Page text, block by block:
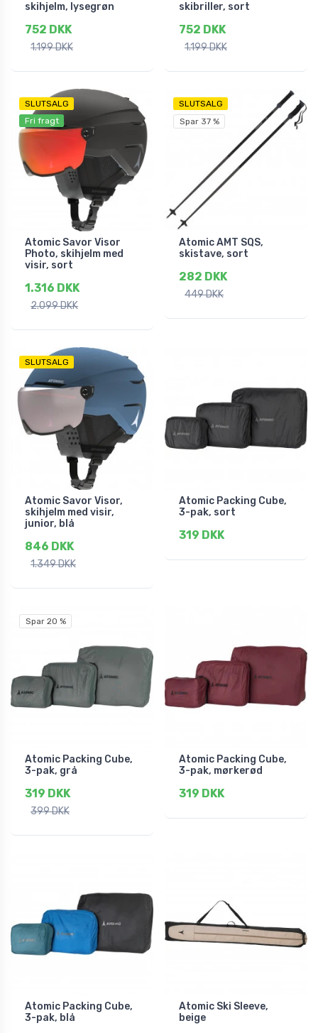
skihjelm, lysegrøn
752 DKK
1.199 DKK
skibriller, sort
752 DKK
1.199 DKK
SLUTSALG
Fri fragt
Atomic Savor Visor
Photo, skihjelm med
visir, sort
1.316 DKK
2.099 DKK
SLUTSALG
Spar 37 %
Atomic AMT SQS,
skistave, sort
282 DKK
449 DKK
SLUTSALG
Atomic Savor Visor,
skihjelm med visir,
junior, blå
846 DKK
1.349 DKK
Atomic Packing Cube,
3-pak, sort
319 DKK
Spar 20 %
Atomic Packing Cube,
3-pak, grå
319 DKK
399 DKK
Atomic Packing Cube,
3-pak, mørkerød
319 DKK
Atomic Packing Cube,
3-pak, blå
Atomic Ski Sleeve,
beige